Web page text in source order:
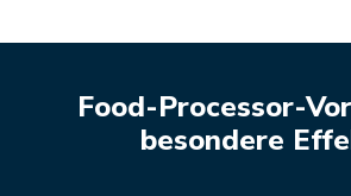
Food-Processor-
besondere